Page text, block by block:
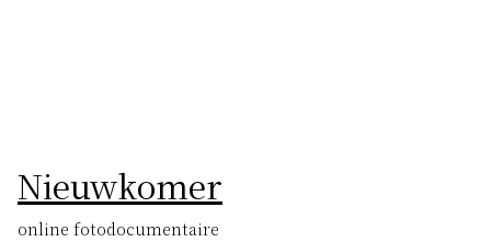
Nieuwkomer
online fotodocumentaire